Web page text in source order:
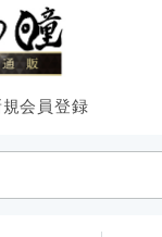
規会員登録